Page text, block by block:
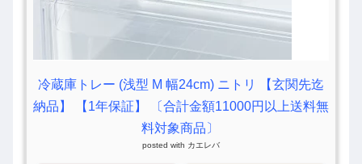
冷蔵庫トレー (浅型 M 幅24cm) ニトリ 【玄関先迄
納品】 【1年保証】 〔合計金額11000円以上送料無
料対象商品〕
posted with カエレバ